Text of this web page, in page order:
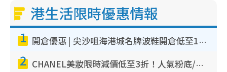
港生活限時優惠情報
1 開倉優惠 | 尖沙咀海港城名牌波鞋開倉低至1折！On鞋$899起／Joy&Peace鞋履$98起
2 CHANEL美妝限時減價低至3折！人氣粉底/唇膏/精華液低至$275！COCO香水都有平